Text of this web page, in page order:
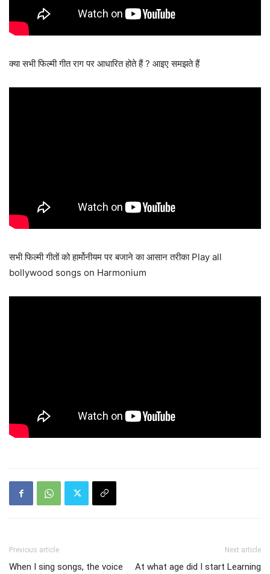
क्या सभी फिल्मी गीत राग पर आधारित होते हैं ? आइए समझते हैं
सभी फिल्मी गीतों को हार्मोनीयम पर बजाने का आसान तरीका Play all
bollywood songs on Harmonium
Previous article
When I sing songs, the voice
Next article
At what age did I start Learning